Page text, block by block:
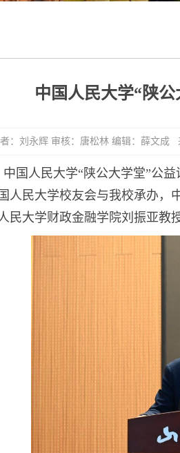
中国人民大学“陕
：刘永辉 审核：唐松林 编辑：薛文成
中国人民大学“陕公大学堂”公
人民大学校友会与我校承办，
民大学财政金融学院刘振亚教